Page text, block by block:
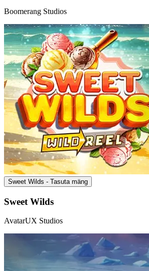
Boomerang Studios
Sweet Wilds - Tasuta mäng
Sweet Wilds
AvatarUX Studios